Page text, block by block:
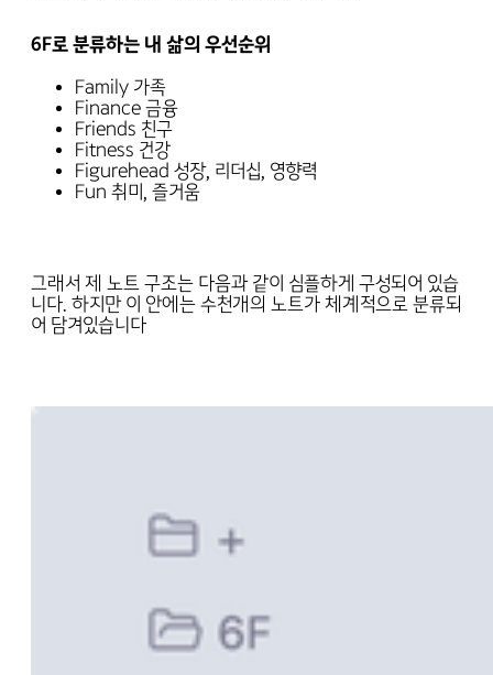
6F로 분류하는 내 삶의 우선순위
Family 가족
Finance 금융
Friends 친구
Fitness 건강
Figurehead 성장, 리더십, 영향력
Fun 취미, 즐거움
그래서 제 노트 구조는 다음과 같이 심플하게 구성되어 있습
니다. 하지만 이 안에는 수천개의 노트가 체계적으로 분류되
어 담겨있습니다